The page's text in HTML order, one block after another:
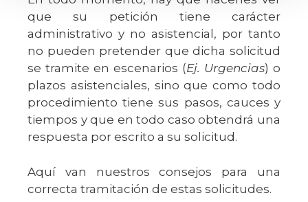
que su petición tiene carácter
administrativo y no asistencial, por tanto
no pueden pretender que dicha solicitud
se tramite en escenarios (Ej. Urgencias) o
plazos asistenciales, sino que como todo
procedimiento tiene sus pasos, cauces y
tiempos y que en todo caso obtendrá una
respuesta por escrito a su solicitud.
Aquí van nuestros consejos para una
correcta tramitación de estas solicitudes.